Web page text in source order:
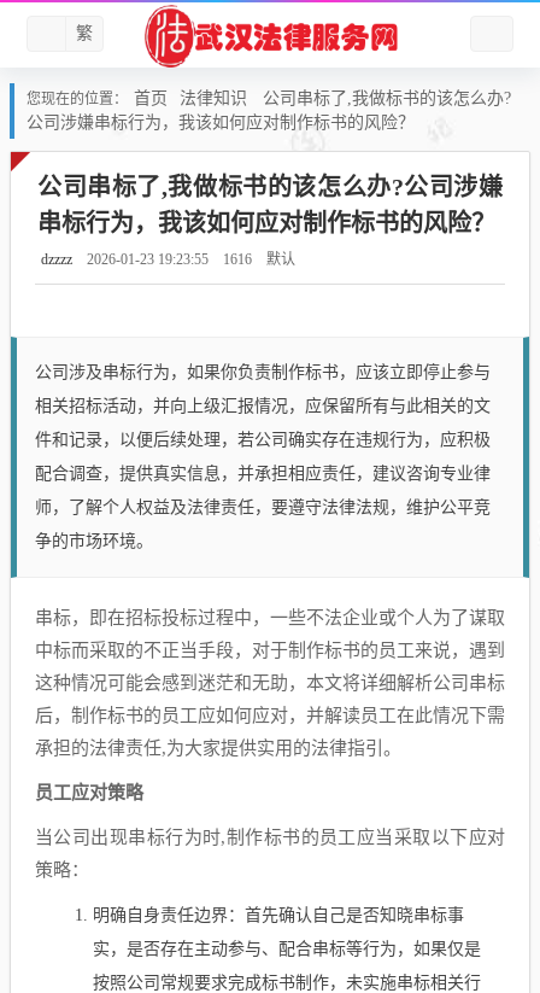
繁
您现在的位置： 首页 法律知识
公司串标了,我做标书的该怎么办?
公司涉嫌串标行为，我该如何应对制作标书的风险？
公司串标了,我做标书的该怎么办?公司涉嫌
串标行为，我该如何应对制作标书的风险？
dzzzz 2026-01-23 19:23:55 1616 默认
公司涉及串标行为，如果你负责制作标书，应该立即停止参与
相关招标活动，并向上级汇报情况，应保留所有与此相关的文
件和记录，以便后续处理，若公司确实存在违规行为，应积极
配合调查，提供真实信息，并承担相应责任，建议咨询专业律
师，了解个人权益及法律责任，要遵守法律法规，维护公平竞
争的市场环境。
串标，即在招标投标过程中，一些不法企业或个人为了谋取
中标而采取的不正当手段，对于制作标书的员工来说，遇到
这种情况可能会感到迷茫和无助，本文将详细解析公司串标
后，制作标书的员工应如何应对，并解读员工在此情况下需
承担的法律责任,为大家提供实用的法律指引。
员工应对策略
当公司出现串标行为时,制作标书的员工应当采取以下应对
策略：
明确自身责任边界：首先确认自己是否知晓串标事
实，是否存在主动参与、配合串标等行为，如果仅是
按照公司常规要求完成标书制作，未实施串标相关行